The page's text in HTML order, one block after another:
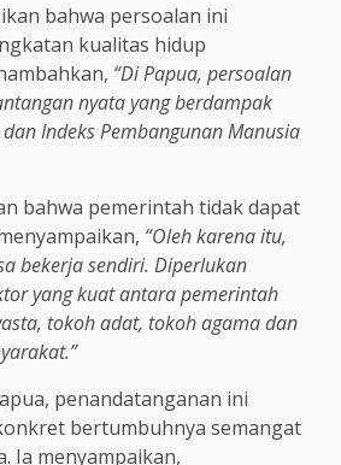
bahwa persoalan ini
kualitas hidup
“Di Papua, persoalan
nyata yang berdampak
Indeks Pembangunan Manusia
bahwa pemerintah tidak dapat
“Oleh karena itu,
bekerja sendiri. Diperlukan
yang kuat antara pemerintah
tokoh adat, tokoh agama dan
penandatanganan ini
bertumbuhnya semangat
Ia menyampaikan,